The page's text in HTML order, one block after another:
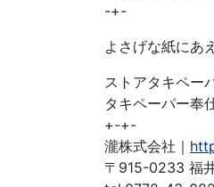
-+-
よさげな紙にあ
ストアタキペー
タキペーパー奉
+-+-
瀧株式会社｜
〒915-0233 福